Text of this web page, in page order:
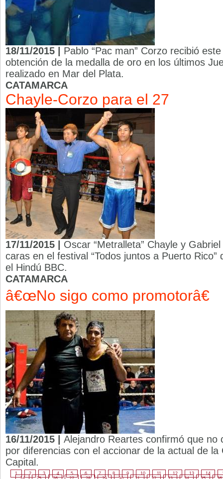
18/11/2015 | Pablo “Pac man” Corzo recibió
obtención de la medalla de oro en los últimos
realizado en Mar del Plata.
CATAMARCA
Chayle-Corzo para el 27
17/11/2015 | Oscar “Metralleta” Chayle y
caras en el festival “Todos juntos a Puerto
el Hindú BBC.
CATAMARCA
â€œNo sigo como promotorâ€
16/11/2015 | Alejandro Reartes confirmó que
por diferencias con el accionar de la actual de
Capital.
1 2 3 4 5 6 7 8 9 10 11 12 13 14